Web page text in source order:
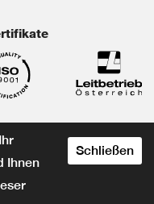
Ihnen
Schließen